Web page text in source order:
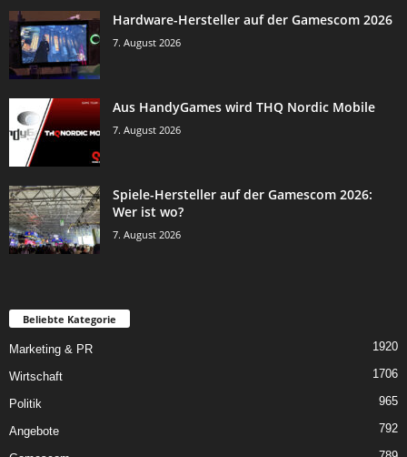
Hardware-Hersteller auf der Gamescom 2026
7. August 2026
Aus HandyGames wird THQ Nordic Mobile
7. August 2026
Spiele-Hersteller auf der Gamescom 2026:
Wer ist wo?
7. August 2026
Beliebte Kategorie
Marketing & PR 1920
Wirtschaft 1706
Politik 965
Angebote 792